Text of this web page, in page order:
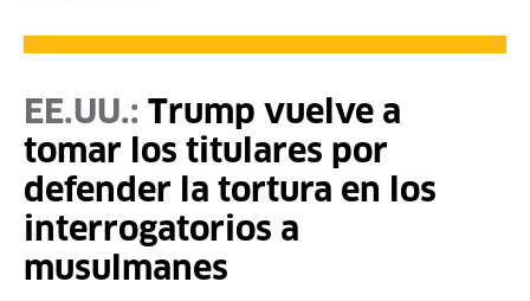
EE.UU.: Trump vuelve a
tomar los titulares por
defender la tortura en los
interrogatorios a
musulmanes